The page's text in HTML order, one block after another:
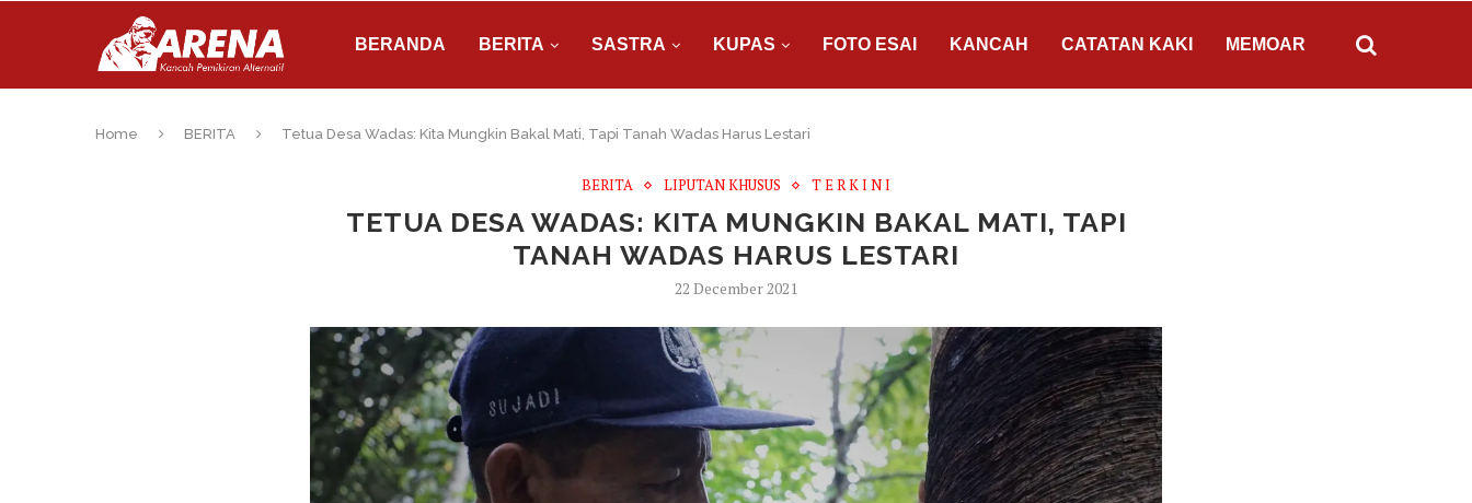
BERANDA BERITA SASTRA KUPAS FOTO ESAI KANCAH CATATAN KAKI MEMOAR
Home BERITA Tetua Desa Wadas: Kita Mungkin Bakal Mati, Tapi Tanah Wadas Harus Lestari
BERITA LIPUTAN KHUSUS T E R K I N I
TETUA DESA WADAS: KITA MUNGKIN BAKAL MATI, TAPI
TANAH WADAS HARUS LESTARI
22 December 2021